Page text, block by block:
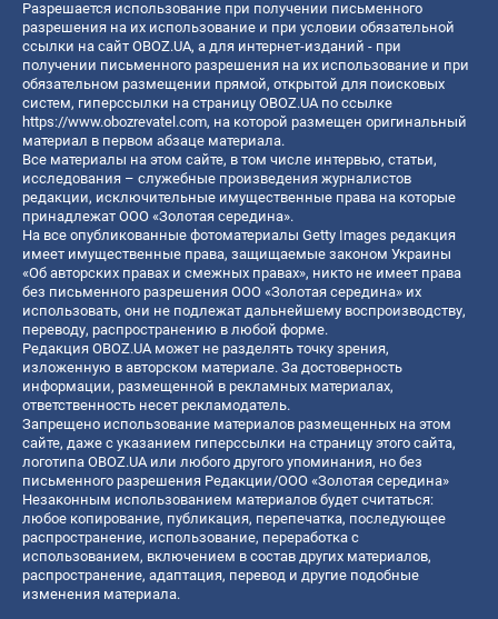
Разрешается использование при получении письменного
разрешения на их использование и при условии обязательной
ссылки на сайт OBOZ.UA, а для интернет-изданий - при
получении письменного разрешения на их использование и при
обязательном размещении прямой, открытой для поисковых
систем, гиперссылки на страницу OBOZ.UA по ссылке
https://www.obozrevatel.com, на которой размещен оригинальный
материал в первом абзаце материала.
Все материалы на этом сайте, в том числе интервью, статьи,
исследования – служебные произведения журналистов
редакции, исключительные имущественные права на которые
принадлежат ООО «Золотая середина».
На все опубликованные фотоматериалы Getty Images редакция
имеет имущественные права, защищаемые законом Украины
«Об авторских правах и смежных правах», никто не имеет права
без письменного разрешения ООО «Золотая середина» их
использовать, они не подлежат дальнейшему воспроизводству,
переводу, распространению в любой форме.
Редакция OBOZ.UA может не разделять точку зрения,
изложенную в авторском материале. За достоверность
информации, размещенной в рекламных материалах,
ответственность несет рекламодатель.
Запрещено использование материалов размещенных на этом
сайте, даже с указанием гиперссылки на страницу этого сайта,
логотипа OBOZ.UA или любого другого упоминания, но без
письменного разрешения Редакции/ООО «Золотая середина»
Незаконным использованием материалов будет считаться:
любое копирование, публикация, перепечатка, последующее
распространение, использование, переработка с
использованием, включением в состав других материалов,
распространение, адаптация, перевод и другие подобные
изменения материала.